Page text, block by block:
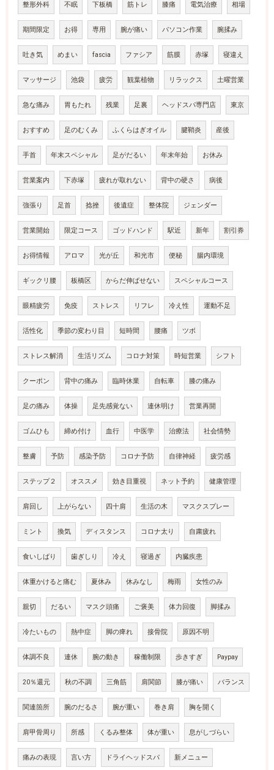
整形外科 不眠 下板橋 筋トレ 膝痛 電気治療 相場
期間限定 お得 専用 腕が痛い パソコン作業 腕揉み
吐き気 めまい fascia ファシア 筋膜 赤塚 寝違え
マッサージ 池袋 疲労 観葉植物 リラックス 土曜営業
急な痛み 胃もたれ 残業 足裏 ヘッドスパ専門店 東京
おすすめ 足のむくみ ふくらはぎオイル 腱鞘炎 産後
手首 年末スペシャル 足がだるい 年末年始 お休み
営業案内 下赤塚 疲れが取れない 背中の硬さ 病後
強張り 足首 捻挫 後遺症 整体院 ジェンダー
営業開始 限定コース ゴッドハンド 駅近 新年 割引券
お得情報 アロマ 光が丘 和光市 便秘 腸内環境
ギックリ腰 板橋区 からだ伸ばせない スペシャルコース
眼精疲労 免疫 ストレス リフレ 冷え性 運動不足
活性化 季節の変わり目 短時間 腰痛 ツボ
ストレス解消 生活リズム コロナ対策 時短営業 シフト
クーポン 背中の痛み 臨時休業 自転車 膝の痛み
足の痛み 体操 足先感覚ない 連休明け 営業再開
ゴムひも 締め付け 血行 中医学 治療法 社会情勢
整膚 予防 感染予防 コロナ予防 自律神経 疲労感
ステップ２ オススメ 効き目重視 ネット予約 健康管理
肩回し 上がらない 四十肩 生活の木 マスクスプレー
ミント 換気 ディスタンス コロナ太り 自粛疲れ
食いしばり 歯ぎしり 冷え 寝過ぎ 内臓疾患
体重かけると痛む 夏休み 休みなし 梅雨 女性のみ
親切 だるい マスク頭痛 ご褒美 体力回復 脚揉み
冷たいもの 熱中症 脚の痺れ 接骨院 原因不明
体調不良 連休 腕の動き 稼働制限 歩きすぎ Paypay
20％還元 秋の不調 三角筋 肩関節 膝が痛い バランス
関連箇所 腕のだるさ 腕が重い 巻き肩 胸を開く
肩甲骨周り 所感 くるみ整体 体が重い 息がしづらい
痛みの表現 言い方 ドライヘッドスパ 新メニュー